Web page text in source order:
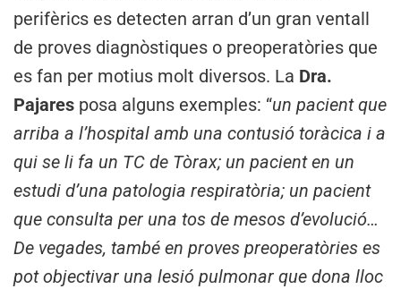
perifèrics es detecten arran d’un gran ventall
de proves diagnòstiques o preoperatòries que
es fan per motius molt diversos. La Dra.
Pajares posa alguns exemples: “un pacient que
arriba a l’hospital amb una contusió toràcica i a
qui se li fa un TC de Tòrax; un pacient en un
estudi d’una patologia respiratòria; un pacient
que consulta per una tos de mesos d’evolució…
De vegades, també en proves preoperatòries es
pot objectivar una lesió pulmonar que dona lloc